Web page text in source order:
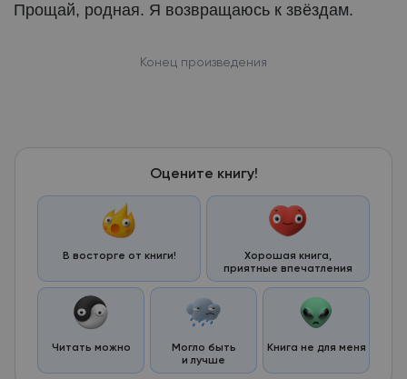
Прощай, родная. Я возвращаюсь к звёздам.
Конец произведения
Оцените книгу!
В восторге от книги!
Хорошая книга,
приятные впечатления
Читать можно
Могло быть
и лучше
Книга не для меня